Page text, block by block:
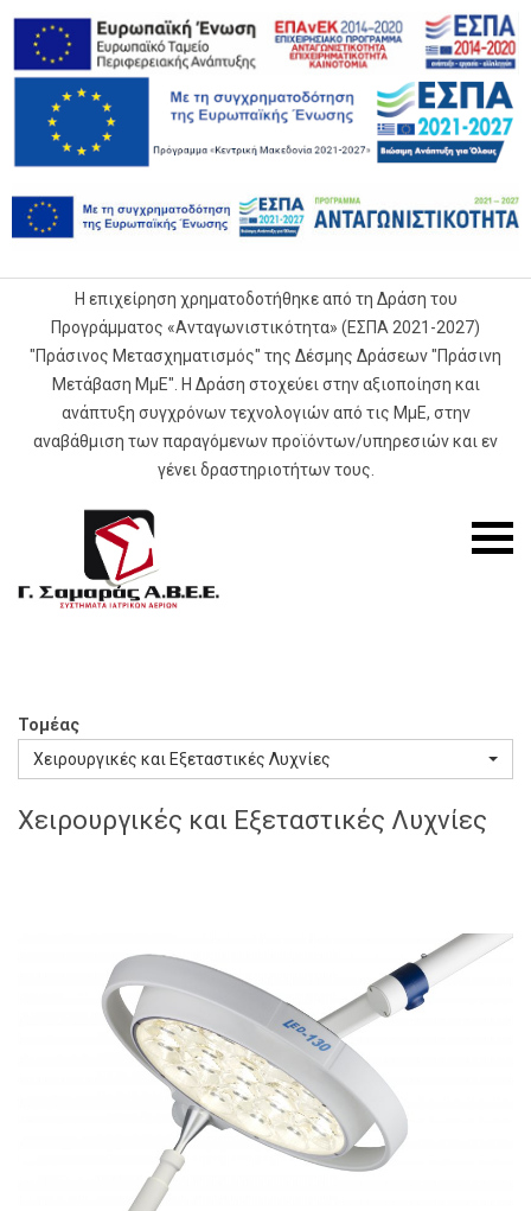
Η επιχείρηση χρηματοδοτήθηκε από τη Δράση του
Προγράμματος «Ανταγωνιστικότητα» (ΕΣΠΑ 2021-2027)
"Πράσινος Μετασχηματισμός" της Δέσμης Δράσεων "Πράσινη
Μετάβαση ΜμΕ". Η Δράση στοχεύει στην αξιοποίηση και
ανάπτυξη συγχρόνων τεχνολογιών από τις ΜμΕ, στην
αναβάθμιση των παραγόμενων προϊόντων/υπηρεσιών και εν
γένει δραστηριοτήτων τους.
Mobile
menu
Τομέας
Χειρουργικές και Εξεταστικές Λυχνίες
Χειρουργικές και Εξεταστικές Λυχνίες